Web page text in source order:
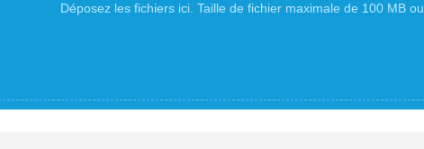
Déposez les fichiers ici. Taille de fichier maximale de 100 MB ou